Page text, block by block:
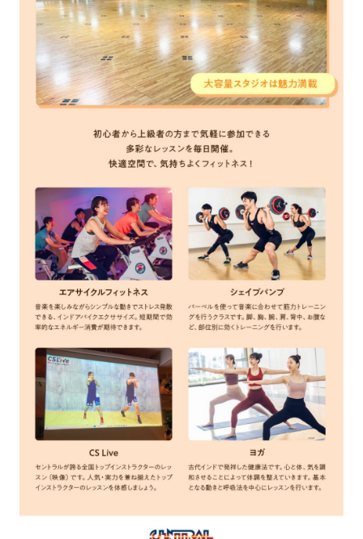
Automatic